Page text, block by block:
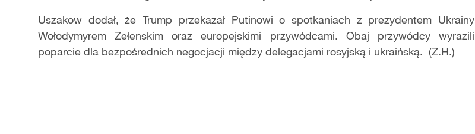
Uszakow dodał, że Trump przekazał Putinowi o spotkaniach z prezydentem Ukrainy
Wołodymyrem Zełenskim oraz europejskimi przywódcami. Obaj przywódcy wyrazili
poparcie dla bezpośrednich negocjacji między delegacjami rosyjską i ukraińską. (Z.H.)